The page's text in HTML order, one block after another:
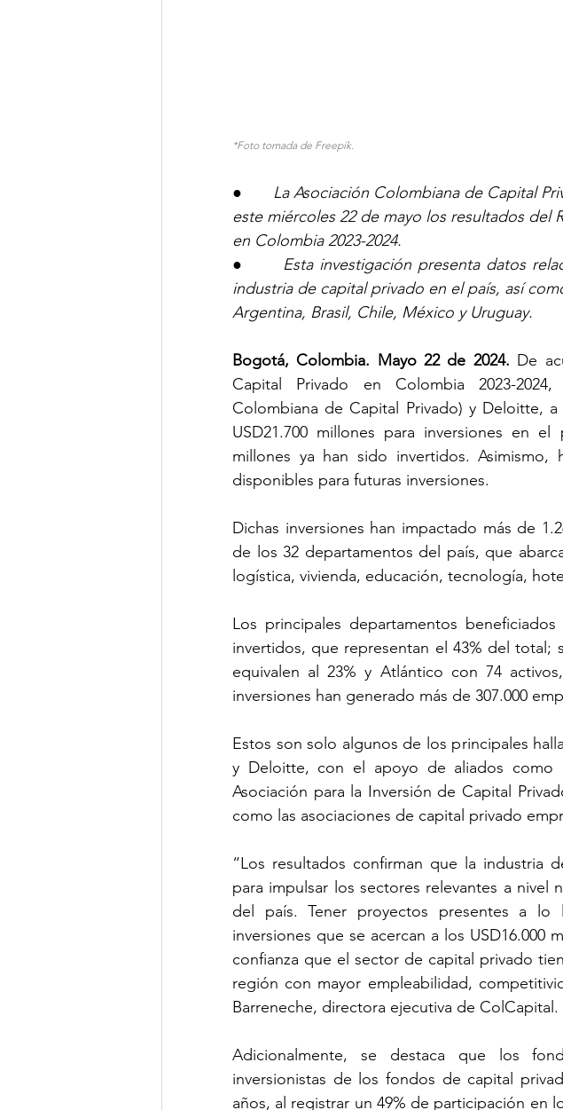
*Foto tomada de Freepik.
● La Asociación Colombiana de Capital
este miércoles 22 de mayo los resultados del
en Colombia 2023-2024.
● Esta investigación presenta datos
industria de capital privado en el país, así
Argentina, Brasil, Chile, México y Uruguay.
Bogotá, Colombia. Mayo 22 de 2024. De
Capital Privado en Colombia 2023-
Colombiana de Capital Privado) y Deloitte,
USD21.700 millones para inversiones en
millones ya han sido invertidos. Asimismo,
disponibles para futuras inversiones.
Dichas inversiones han impactado más de
de los 32 departamentos del país, que
logística, vivienda, educación, tecnología,
Los principales departamentos
invertidos, que representan el 43% del
equivalen al 23% y Atlántico con 74
inversiones han generado más de 307.000
Estos son solo algunos de los principales
y Deloitte, con el apoyo de aliados como
Asociación para la Inversión de Capital
como las asociaciones de capital privado
“Los resultados confirman que la industria
para impulsar los sectores relevantes a
del país. Tener proyectos presentes a
inversiones que se acercan a los USD16.000
confianza que el sector de capital privado
región con mayor empleabilidad,
Barreneche, directora ejecutiva de ColCapital.
Adicionalmente, se destaca que los
inversionistas de los fondos de capital
años, al registrar un 49% de participación en